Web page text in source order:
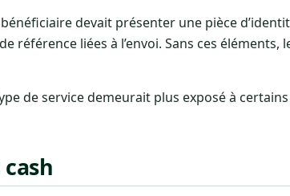
devait présenter une pièce
liées à l’envoi. Sans ces éléments,
de service demeurait plus exposé à